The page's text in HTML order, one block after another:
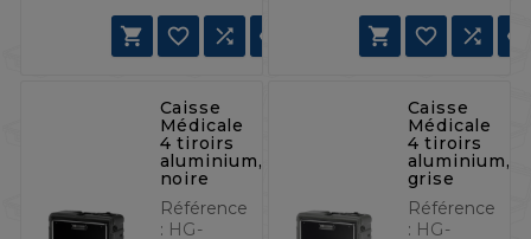
       
Caisse
Médicale
4 tiroirs
aluminium,
noire
Référence
: HG-
Caisse
Médicale
4 tiroirs
aluminium,
grise
Référence
: HG-